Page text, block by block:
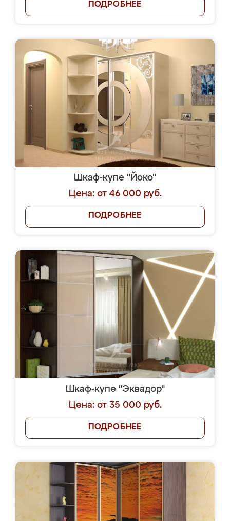
ПОДРОБНЕЕ
Шкаф-купе "Йоко"
Цена: от 46 000 руб.
ПОДРОБНЕЕ
Шкаф-купе "Эквадор"
Цена: от 35 000 руб.
ПОДРОБНЕЕ